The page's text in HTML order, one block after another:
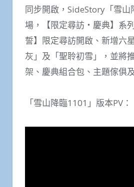
同步開啟，SideStory「雪
場，【限定尋訪・慶典】系
誓】限定尋訪開啟、新增六
灰」及「聖聆初雪」，並將
架、慶典組合包、主題傢俱
「雪山降臨1101」版本PV：